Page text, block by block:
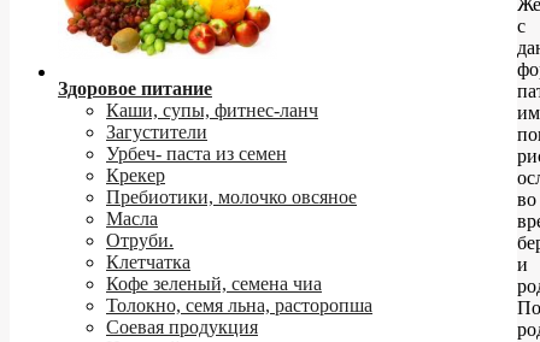
Здоровое питание
Каши, супы, фитнес-ланч
Загустители
Урбеч- паста из семен
Крекер
Пребиотики, молочко овсяное
Масла
Отруби.
Клетчатка
Кофе зеленый, семена чиа
Толокно, семя льна, расторопша
Соевая продукция
с
во
и